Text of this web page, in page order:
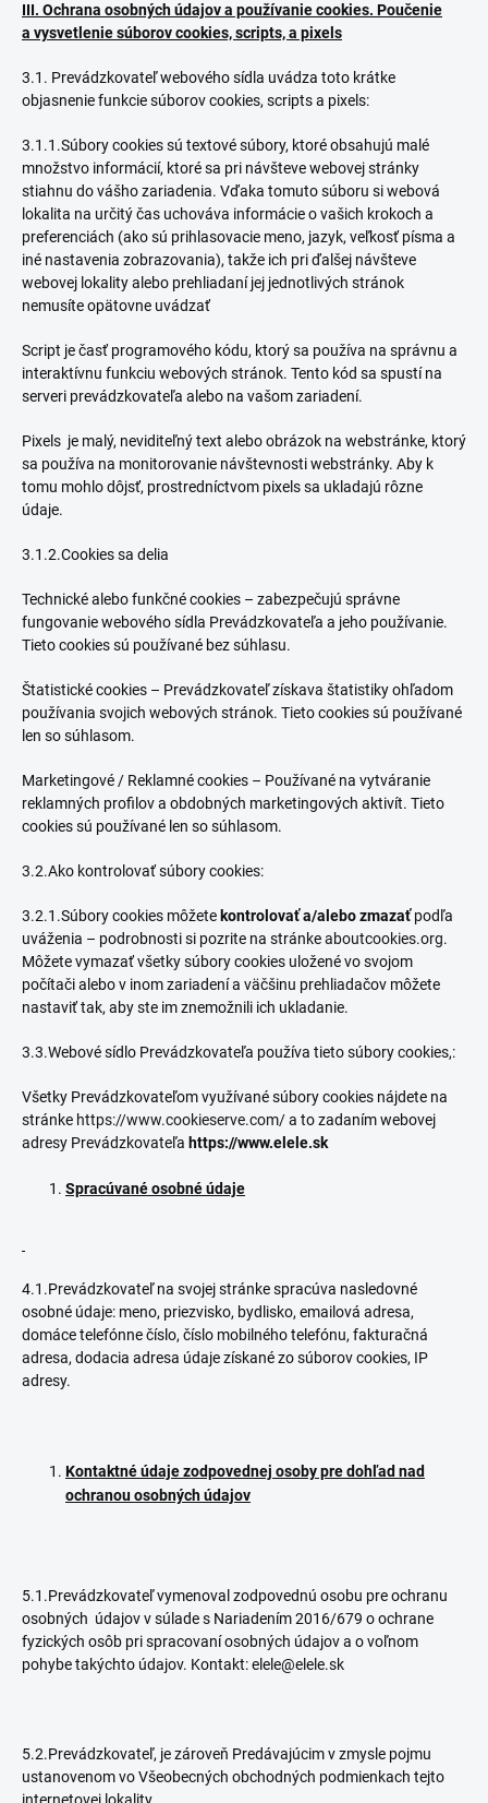
III. Ochrana osobných údajov a používanie cookies. Poučenie
a vysvetlenie súborov cookies, scripts, a pixels
3.1. Prevádzkovateľ webového sídla uvádza toto krátke
objasnenie funkcie súborov cookies, scripts a pixels:
3.1.1.Súbory cookies sú textové súbory, ktoré obsahujú malé
množstvo informácií, ktoré sa pri návšteve webovej stránky
stiahnu do vášho zariadenia. Vďaka tomuto súboru si webová
lokalita na určitý čas uchováva informácie o vašich krokoch a
preferenciách (ako sú prihlasovacie meno, jazyk, veľkosť písma a
iné nastavenia zobrazovania), takže ich pri ďalšej návšteve
webovej lokality alebo prehliadaní jej jednotlivých stránok
nemusíte opätovne uvádzať
Script je časť programového kódu, ktorý sa používa na správnu a
interaktívnu funkciu webových stránok. Tento kód sa spustí na
serveri prevádzkovateľa alebo na vašom zariadení.
Pixels je malý, neviditeľný text alebo obrázok na webstránke, ktorý
sa používa na monitorovanie návštevnosti webstránky. Aby k
tomu mohlo dôjsť, prostredníctvom pixels sa ukladajú rôzne
údaje.
3.1.2.Cookies sa delia
Technické alebo funkčné cookies – zabezpečujú správne
fungovanie webového sídla Prevádzkovateľa a jeho používanie.
Tieto cookies sú používané bez súhlasu.
Štatistické cookies – Prevádzkovateľ získava štatistiky ohľadom
používania svojich webových stránok. Tieto cookies sú používané
len so súhlasom.
Marketingové / Reklamné cookies – Používané na vytváranie
reklamných profilov a obdobných marketingových aktivít. Tieto
cookies sú používané len so súhlasom.
3.2.Ako kontrolovať súbory cookies:
3.2.1.Súbory cookies môžete kontrolovať a/alebo zmazaťpodľa
uváženia – podrobnosti si pozrite na stránkeaboutcookies.org.
Môžete vymazať všetky súbory cookies uložené vo svojom
počítači alebo v inom zariadení a väčšinu prehliadačov môžete
nastaviť tak, aby ste im znemožnili ich ukladanie.
3.3.Webové sídlo Prevádzkovateľa používa tieto súbory cookies,:
Všetky Prevádzkovateľom využívané súbory cookies nájdete na
stránke https://www.cookieserve.com/a to zadaním webovej
adresy Prevádzkovateľa https://www.elele.sk
Spracúvané osobné údaje
4.1.Prevádzkovateľ na svojej stránke spracúva nasledovné
osobné údaje: meno, priezvisko, bydlisko, emailová adresa,
domáce telefónne číslo, číslo mobilného telefónu, fakturačná
adresa, dodacia adresa údaje získané zo súborov cookies, IP
adresy.
Kontaktné údaje zodpovednej osoby pre dohľad nad
ochranou osobných údajov
5.1.Prevádzkovateľ vymenoval zodpovednú osobu pre ochranu
osobných údajov v súlade s Nariadením 2016/679 o ochrane
fyzických osôb pri spracovaní osobných údajov a o voľnom
pohybe takýchto údajov. Kontakt: elele@elele.sk
5.2.Prevádzkovateľ, je zároveň Predávajúcim v zmysle pojmu
ustanovenom vo Všeobecných obchodných podmienkach tejto